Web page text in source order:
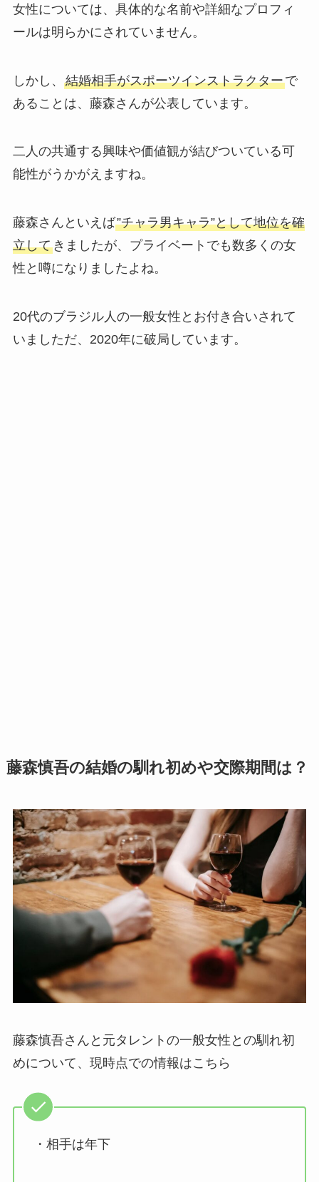
女性については、具体的な名前や詳細なプロフィ
ールは明らかにされていません。
しかし、 結婚相手がスポーツインストラクターで
あることは、藤森さんが公表しています。
二人の共通する興味や価値観が結びついている可
能性がうかがえますね。
藤森さんといえば”チャラ男キャラ”として地位を確
立してきましたが、プライベートでも数多くの女
性と噂になりましたよね。
20代のブラジル人の一般女性とお付き合いされて
いましただ、2020年に破局しています。
藤森慎吾の結婚の馴れ初めや交際期間は？
藤森慎吾さんと元タレントの一般女性との馴れ初
めについて、現時点での情報はこちら
・相手は年下